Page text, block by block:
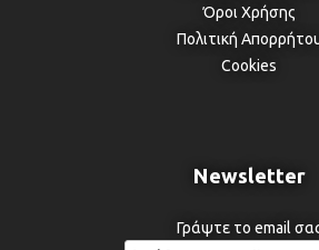
Όροι Χρήσης
Πολιτική
Cookies
Newsletter
Γράψτε το email